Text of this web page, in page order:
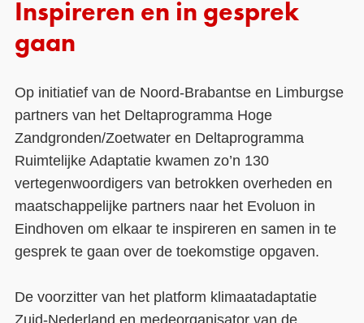
Inspireren en in gesprek
gaan
Op initiatief van de Noord-Brabantse en Limburgse
partners van het Deltaprogramma Hoge
Zandgronden/Zoetwater en Deltaprogramma
Ruimtelijke Adaptatie kwamen zo’n 130
vertegenwoordigers van betrokken overheden en
maatschappelijke partners naar het Evoluon in
Eindhoven om elkaar te inspireren en samen in te
gesprek te gaan over de toekomstige opgaven.
De voorzitter van het platform klimaatadaptatie